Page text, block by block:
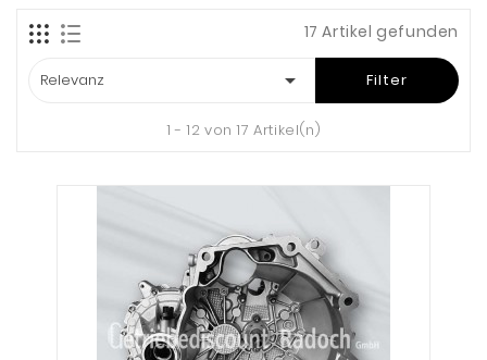
17 Artikel gefunden
Relevanz  Filter
1 - 12 von 17 Artikel(n)